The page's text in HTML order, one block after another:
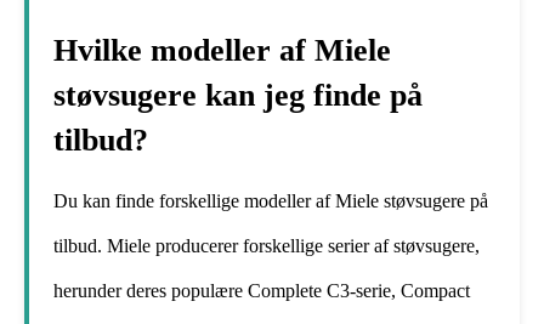
Hvilke modeller af Miele
støvsugere kan jeg finde på
tilbud?
Du kan finde forskellige modeller af Miele støvsugere på
tilbud. Miele producerer forskellige serier af støvsugere,
herunder deres populære Complete C3-serie, Compact